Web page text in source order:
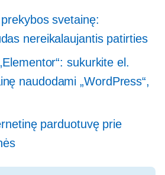
svetainę:
nereikalaujantis patirties
sukurkite el.
naudodami „WordPress“,
parduotuvę prie